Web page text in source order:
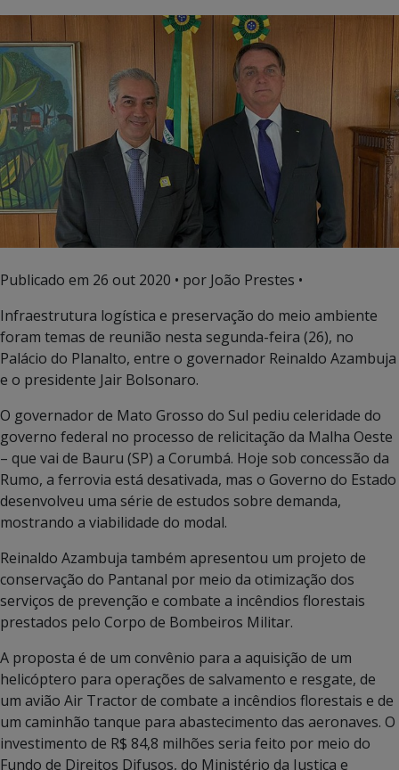
Publicado em 26 out 2020 • por João Prestes •
Infraestrutura logística e preservação do meio ambiente
foram temas de reunião nesta segunda-feira (26), no
Palácio do Planalto, entre o governador Reinaldo Azambuja
e o presidente Jair Bolsonaro.
O governador de Mato Grosso do Sul pediu celeridade do
governo federal no processo de relicitação da Malha Oeste
– que vai de Bauru (SP) a Corumbá. Hoje sob concessão da
Rumo, a ferrovia está desativada, mas o Governo do Estado
desenvolveu uma série de estudos sobre demanda,
mostrando a viabilidade do modal.
Reinaldo Azambuja também apresentou um projeto de
conservação do Pantanal por meio da otimização dos
serviços de prevenção e combate a incêndios florestais
prestados pelo Corpo de Bombeiros Militar.
A proposta é de um convênio para a aquisição de um
helicóptero para operações de salvamento e resgate, de
um avião Air Tractor de combate a incêndios florestais e de
um caminhão tanque para abastecimento das aeronaves. O
investimento de R$ 84,8 milhões seria feito por meio do
Fundo de Direitos Difusos, do Ministério da Justiça e